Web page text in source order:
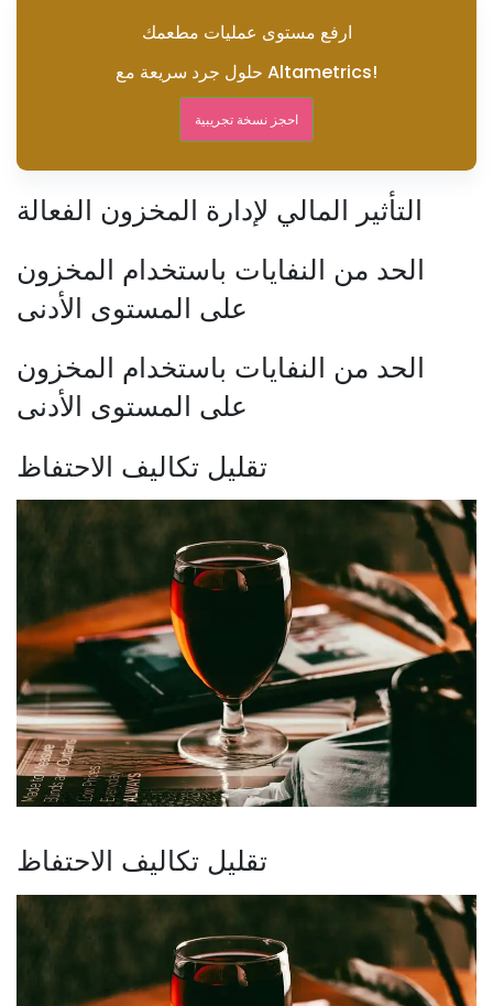
ارفع مستوى عمليات مطعمك
حلول جرد سريعة مع Altametrics!
احجز نسخة تجريبية
التأثير المالي لإدارة المخزون الفعالة
الحد من النفايات باستخدام المخزون
على المستوى الأدنى
الحد من النفايات باستخدام المخزون
على المستوى الأدنى
تقليل تكاليف الاحتفاظ
تقليل تكاليف الاحتفاظ